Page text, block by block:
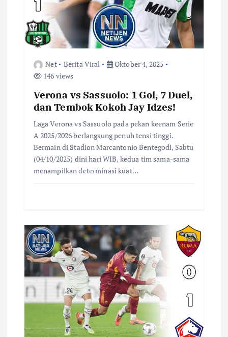
o
s
Net Berita Viral
Oktober 4, 2025
146 views
Verona vs Sassuolo: 1 Gol, 7 Duel,
dan Tembok Kokoh Jay Idzes!
Laga Verona vs Sassuolo pada pekan keenam Serie
A 2025/2026 berlangsung penuh tensi tinggi.
Bermain di Stadion Marcantonio Bentegodi, Sabtu
(04/10/2025) dini hari WIB, kedua tim sama-sama
menampilkan determinasi kuat…